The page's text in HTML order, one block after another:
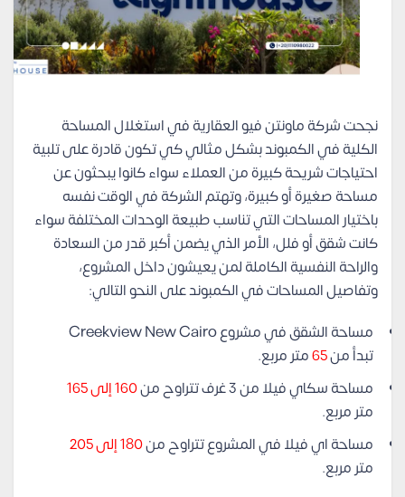
نجحت شركة ماونتن فيو العقارية في استغلال المساحة
الكلية في الكمبوند بشكل مثالي كي تكون قادرة على تلبية
احتياجات شريحة كبيرة من العملاء سواء كانوا يبحثون عن
مساحة صغيرة أو كبيرة، وتهتم الشركة في الوقت نفسه
باختيار المساحات التي تناسب طبيعة الوحدات المختلفة سواء
كانت شقق أو فلل، الأمر الذي يضمن أكبر قدر من السعادة
والراحة النفسية الكاملة لمن يعيشون داخل المشروع،
وتفاصيل المساحات في الكمبوند على النحو التالي:
مساحة الشقق في مشروع Creekview New Cairo
تبدأ من65متر مربع.
مساحة سكاي فيلا من 3 غرف تتراوح من
160 إلى 165
متر مربع.
مساحة اي فيلا في المشروع تتراوح من180 إلى 205
متر مربع.